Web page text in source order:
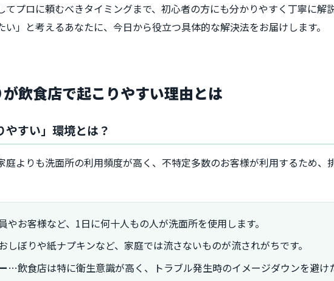
てプロに頼むべきタイミングまで、初心者の方にも分かりやすく丁寧に解
」と考えるあなたに、今日から役立つ具体的な解決法をお届けします。
飲食店で起こりやすい理由とは
すい」環境とは？
庭よりも洗面所の利用頻度が高く、不特定多数のお客様が利用するため、
やお客様など、1日に何十人もの人が洗面所を使用します。
しぼりや紙ナプキンなど、家庭では流さないものが流されがちです。
…飲食店は特に衛生意識が高く、トラブル発生時のイメージダウンを避け